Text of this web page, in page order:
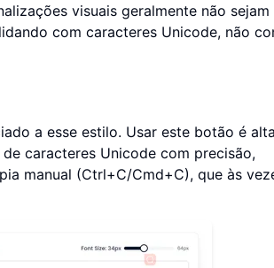
visuais geralmente não sejam
com caracteres Unicode, não
a esse estilo. Usar este botão é
caracteres Unicode com precisão,
manual (Ctrl+C/Cmd+C), que às